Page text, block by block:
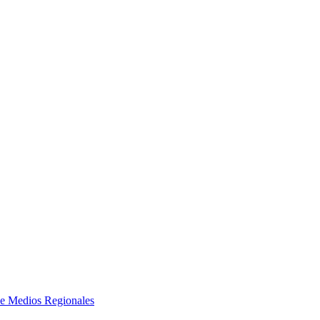
Medios Regionales